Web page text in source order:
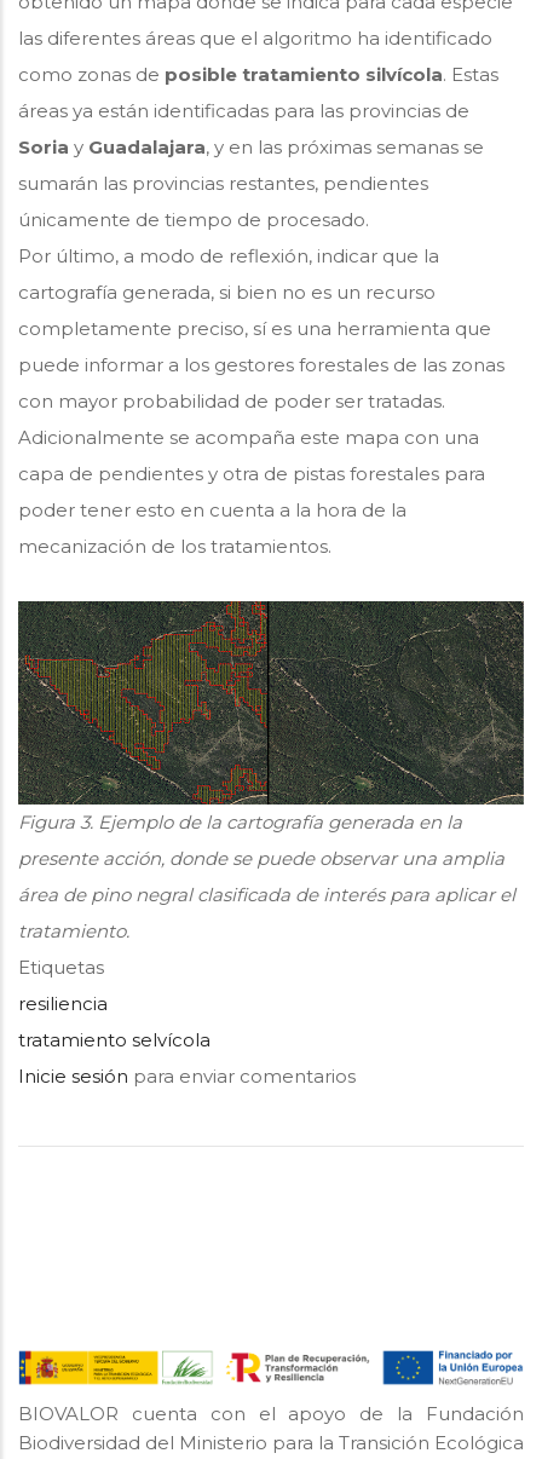
las diferentes áreas que el algoritmo ha identificado
como zonas de posible tratamiento silvícola. Estas
áreas ya están identificadas para las provincias de
Soria y Guadalajara, y en las próximas semanas se
sumarán las provincias restantes, pendientes
únicamente de tiempo de procesado.
Por último, a modo de reflexión, indicar que la
cartografía generada, si bien no es un recurso
completamente preciso, sí es una herramienta que
puede informar a los gestores forestales de las zonas
con mayor probabilidad de poder ser tratadas.
Adicionalmente se acompaña este mapa con una
capa de pendientes y otra de pistas forestales para
poder tener esto en cuenta a la hora de la
mecanización de los tratamientos.
Figura 3. Ejemplo de la cartografía generada en la
presente acción, donde se puede observar una amplia
área de pino negral clasificada de interés para aplicar el
tratamiento.
Etiquetas
resiliencia
tratamiento selvícola
Inicie sesión para enviar comentarios
BIOVALOR cuenta con el apoyo de la Fundación
Biodiversidad del Ministerio para la Transición Ecológica